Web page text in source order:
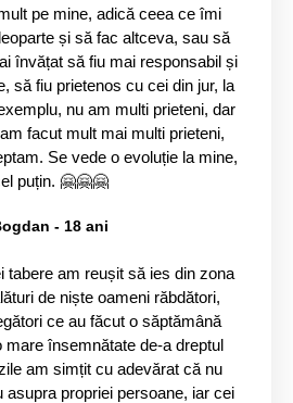
pe mine, adică ceea ce îmi
și să fac altceva, sau să
învățat să fiu mai responsabil și
să fiu prietenos cu cei din jur, la
nu am multi prieteni, dar
facut mult mai multi prieteni,
Se vede o evoluție la mine,
puțin. 🤗🤗🤗
- 18 ani
tabere am reușit să ies din zona
de niște oameni răbdători,
ce au făcut o săptămână
mare însemnătate de-a dreptul
am simțit cu adevărat că nu
asupra propriei persoane, iar cei